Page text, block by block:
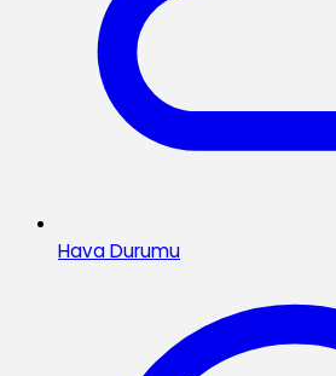
Hava Durumu